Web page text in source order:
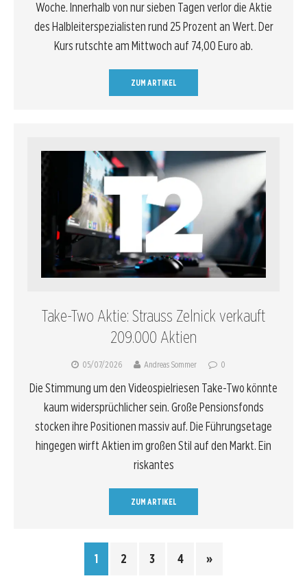
Woche. Innerhalb von nur sieben Tagen verlor die Aktie
des Halbleiterspezialisten rund 25 Prozent an Wert. Der
Kurs rutschte am Mittwoch auf 74,00 Euro ab.
ZUM ARTIKEL
Take-Two Aktie: Strauss Zelnick verkauft
209.000 Aktien
05/07/2026 Andreas Sommer 0
Die Stimmung um den Videospielriesen Take-Two könnte
kaum widersprüchlicher sein. Große Pensionsfonds
stocken ihre Positionen massiv auf. Die Führungsetage
hingegen wirft Aktien im großen Stil auf den Markt. Ein
riskantes
ZUM ARTIKEL
1 2 3 4 »